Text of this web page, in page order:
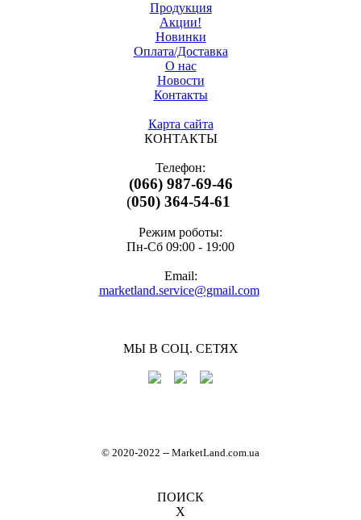
Продукция
Акции!
Новинки
Оплата/Доставка
О нас
Новости
Контакты
Карта сайта
КОНТАКТЫ
Телефон:
(066) 987-69-46
(050) 364-54-61
Режим роботы:
Пн-Cб 09:00 - 19:00
Email:
marketland.service@gmail.com
МЫ В СОЦ. СЕТЯХ
© 2020-2022 -- MarketLand.com.ua
ПОИСК
X